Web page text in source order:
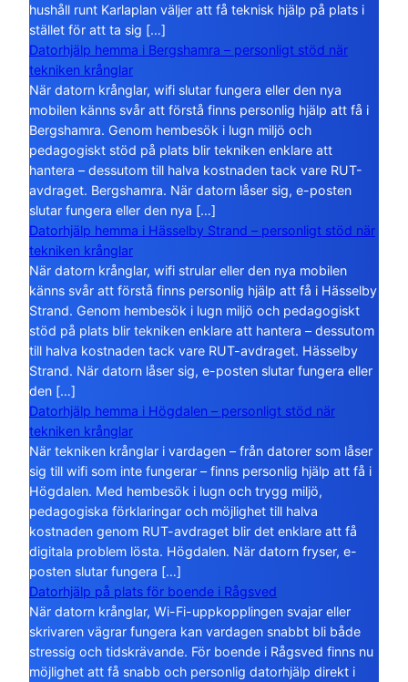
hushåll runt Karlaplan väljer att få teknisk hjälp på plats i
stället för att ta sig […]
Datorhjälp hemma i Bergshamra – personligt stöd när
tekniken krånglar
När datorn krånglar, wifi slutar fungera eller den nya
mobilen känns svår att förstå finns personlig hjälp att få i
Bergshamra. Genom hembesök i lugn miljö och
pedagogiskt stöd på plats blir tekniken enklare att
hantera – dessutom till halva kostnaden tack vare RUT-
avdraget. Bergshamra. När datorn låser sig, e-posten
slutar fungera eller den nya […]
Datorhjälp hemma i Hässelby Strand – personligt stöd när
tekniken krånglar
När datorn krånglar, wifi strular eller den nya mobilen
känns svår att förstå finns personlig hjälp att få i Hässelby
Strand. Genom hembesök i lugn miljö och pedagogiskt
stöd på plats blir tekniken enklare att hantera – dessutom
till halva kostnaden tack vare RUT-avdraget. Hässelby
Strand. När datorn låser sig, e-posten slutar fungera eller
den […]
Datorhjälp hemma i Högdalen – personligt stöd när
tekniken krånglar
När tekniken krånglar i vardagen – från datorer som låser
sig till wifi som inte fungerar – finns personlig hjälp att få i
Högdalen. Med hembesök i lugn och trygg miljö,
pedagogiska förklaringar och möjlighet till halva
kostnaden genom RUT-avdraget blir det enklare att få
digitala problem lösta. Högdalen. När datorn fryser, e-
posten slutar fungera […]
Datorhjälp på plats för boende i Rågsved
När datorn krånglar, Wi-Fi-uppkopplingen svajar eller
skrivaren vägrar fungera kan vardagen snabbt bli både
stressig och tidskrävande. För boende i Rågsved finns nu
möjlighet att få snabb och personlig datorhjälp direkt i